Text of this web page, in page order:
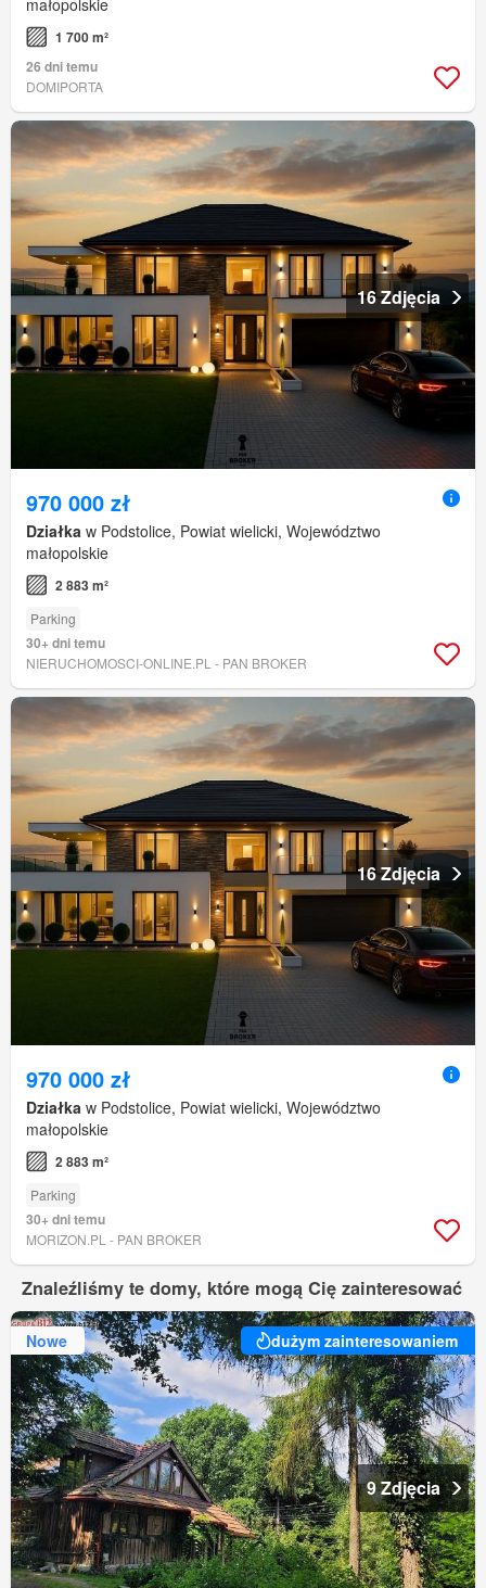
małopolskie
1 700 m²
26 dni temu
DOMIPORTA
16 Zdjęcia
970 000 zł
Działka w Podstolice, Powiat wielicki, Województwo
małopolskie
2 883 m²
Parking
30+ dni temu
NIERUCHOMOSCI-ONLINE.PL - PAN BROKER
16 Zdjęcia
970 000 zł
Działka w Podstolice, Powiat wielicki, Województwo
małopolskie
2 883 m²
Parking
30+ dni temu
MORIZON.PL - PAN BROKER
Znaleźliśmy te domy, które mogą Cię zainteresować
Nowe dużym zainteresowaniem
9 Zdjęcia